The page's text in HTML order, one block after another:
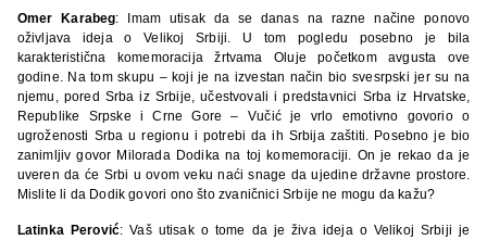
Omer Karabeg: Imam utisak da se danas na razne načine ponovo
oživljava ideja o Velikoj Srbiji. U tom pogledu posebno je bila
karakteristična komemoracija žrtvama Oluje početkom avgusta ove
godine. Na tom skupu – koji je na izvestan način bio svesrpski jer su na
njemu, pored Srba iz Srbije, učestvovali i predstavnici Srba iz Hrvatske,
Republike Srpske i Crne Gore – Vučić je vrlo emotivno govorio o
ugroženosti Srba u regionu i potrebi da ih Srbija zaštiti. Posebno je bio
zanimljiv govor Milorada Dodika na toj komemoraciji. On je rekao da je
uveren da će Srbi u ovom veku naći snage da ujedine državne prostore.
Mislite li da Dodik govori ono što zvaničnici Srbije ne mogu da kažu?
Latinka Perović: Vaš utisak o tome da je živa ideja o Velikoj Srbiji je